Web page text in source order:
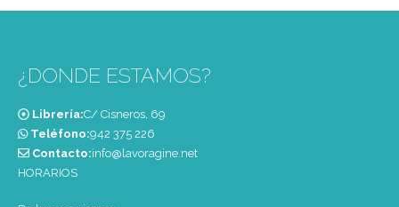
¿DONDE ESTAMOS?
Librería:C/ Cisneros, 69
Teléfono:‭942 375 226‬
Contacto:info@lavoragine.net
HORARIOS